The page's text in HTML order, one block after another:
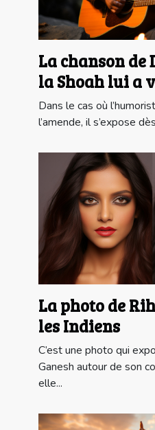
La chanson de
la Shoah lui a
euros
Dans le cas où
l’amende, il s’expose
La photo de
les Indiens
C’est une photo qui
Ganesh autour de son
elle...